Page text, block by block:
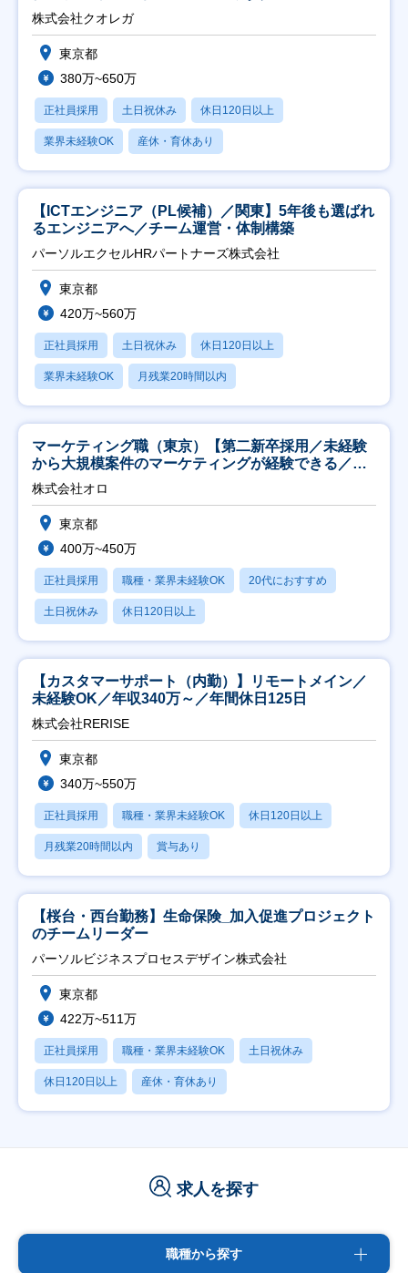
株式会社クオレガ
東京都
380万~650万
正社員採用 土日祝休み 休日120日以上
業界未経験OK 産休・育休あり
【ICTエンジニア（PL候補）／関東】5年後も選ばれ
るエンジニアへ／チーム運営・体制構築
パーソルエクセルHRパートナーズ株式会社
東京都
420万~560万
正社員採用 土日祝休み 休日120日以上
業界未経験OK 月残業20時間以内
マーケティング職（東京）【第二新卒採用／未経験
から大規模案件のマーケティングが経験できる／研
修充実】
株式会社オロ
東京都
400万~450万
正社員採用 職種・業界未経験OK 20代におすすめ
土日祝休み 休日120日以上
【カスタマーサポート（内勤）】リモートメイン／
未経験OK／年収340万～／年間休日125日
株式会社RERISE
東京都
340万~550万
正社員採用 職種・業界未経験OK 休日120日以上
月残業20時間以内 賞与あり
【桜台・西台勤務】生命保険_加入促進プロジェクト
のチームリーダー
パーソルビジネスプロセスデザイン株式会社
東京都
422万~511万
正社員採用 職種・業界未経験OK 土日祝休み
休日120日以上 産休・育休あり
求人を探す
職種から探す